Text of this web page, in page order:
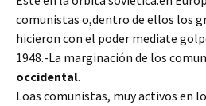
comunistas o,dentro de ellos los
hicieron con el poder mediate
1948.-La marginación de los
occidental.
Loas comunistas, muy activos en